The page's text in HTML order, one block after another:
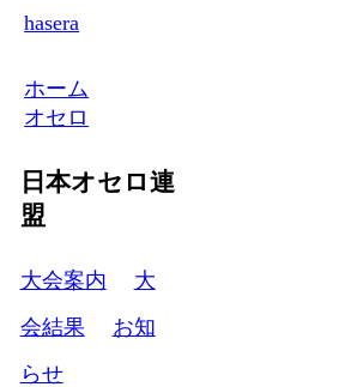
hasera
ホーム
オセロ
日本オセロ連
盟
大会案内
大
会結果
お知
らせ